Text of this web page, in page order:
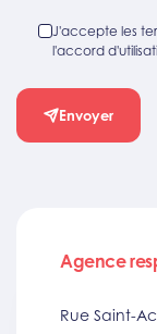
J'accepte les
l'accord
Envoyer
Agence
Rue Saint-